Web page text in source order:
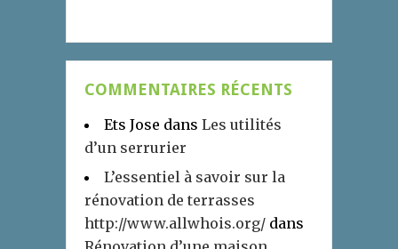
COMMENTAIRES RÉCENTS
Ets Jose dans Les utilités
d’un serrurier
L’essentiel à savoir sur la
rénovation de terrasses
http://www.allwhois.org/ dans